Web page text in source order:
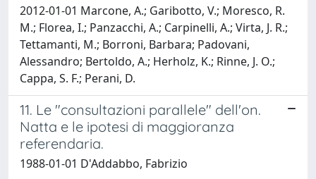
2012-01-01 Marcone, A.; Garibotto, V.; Moresco, R.
M.; Florea, I.; Panzacchi, A.; Carpinelli, A.; Virta, J. R.;
Tettamanti, M.; Borroni, Barbara; Padovani,
Alessandro; Bertoldo, A.; Herholz, K.; Rinne, J. O.;
Cappa, S. F.; Perani, D.
11. Le "consultazioni parallele" dell'on.
Natta e le ipotesi di maggioranza
referendaria.
1988-01-01 D'Addabbo, Fabrizio